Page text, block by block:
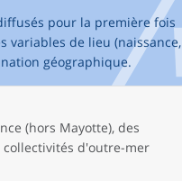
pour la première fois
variables de lieu (naissance,
géographique.
(hors Mayotte), des
d'outre-mer